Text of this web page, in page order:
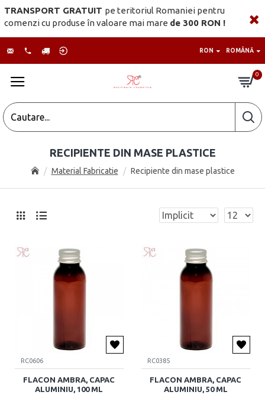
TRANSPORT GRATUIT pe teritoriul Romaniei pentru
comenzi cu produse în valoare mai mare de 300 RON !
RON ROMÂNĂ
0
Material Fabricatie Recipiente din mase plastice
RECIPIENTE DIN MASE PLASTICE
RC0606
FLACON AMBRA, CAPAC
ALUMINIU, 100 ML
RC0385
FLACON AMBRA, CAPAC
ALUMINIU, 50 ML